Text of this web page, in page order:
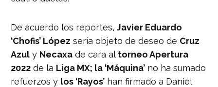
De acuerdo los reportes,Javier Eduardo
‘Chofis’ López sería objeto de deseo de Cruz
Azul y Necaxa de cara al torneo Apertura
2022 de la Liga MX; la ‘Máquina’ no ha sumado
refuerzos y los ‘Rayos’ han firmado a Daniel